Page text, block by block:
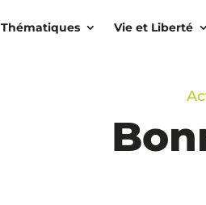
Thématiques Vie et Liberté